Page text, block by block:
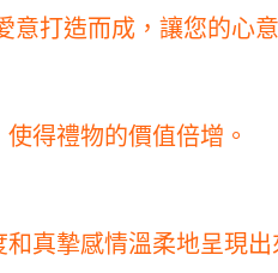
打造而成，讓您的心
得禮物的價值倍增。
真摯感情溫柔地呈現